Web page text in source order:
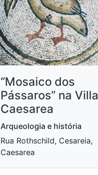
“Mosaico dos
Pássaros” na Villa
Caesarea
Arqueologia e história
Rua Rothschild, Cesareia,
Caesarea